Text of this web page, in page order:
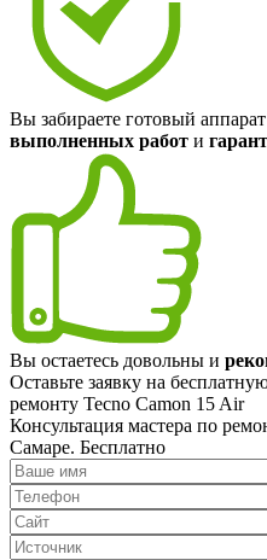
Вы забираете готовый
выполненных работ и
Вы остаетесь довольны и
Оставьте заявку на
ремонту Tecno Camon 15 Air
Консультация мастера по
Самаре. Бесплатно